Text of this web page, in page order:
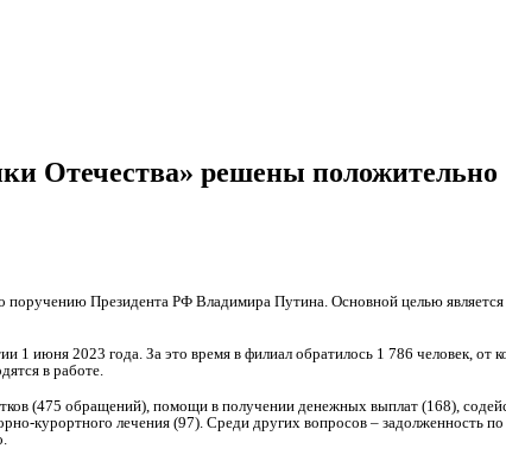
Отечества» решены положительно
Президента РФ Владимира Путина. Основной целью
1 июня 2023 года. За это время в филиал обратилось 1 786 человек, от
в работе.
(475 обращений), помощи в получении денежных выплат (168),
курортного лечения (97). Среди других вопросов – задолженность